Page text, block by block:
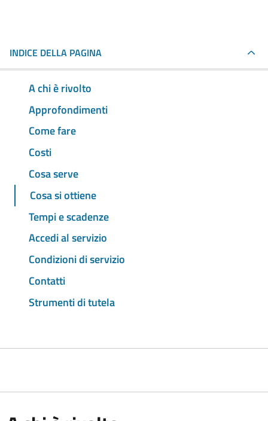
INDICE DELLA PAGINA
A chi è rivolto
Approfondimenti
Come fare
Costi
Cosa serve
Cosa si ottiene
Tempi e scadenze
Accedi al servizio
Condizioni di servizio
Contatti
Strumenti di tutela